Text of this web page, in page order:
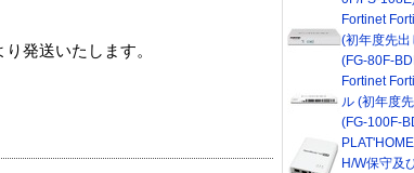
発送いたします。
Fortinet
(初年度先
(FG-80F-
Fortinet
ル (初年度
(FG-100F-
H/W保守及